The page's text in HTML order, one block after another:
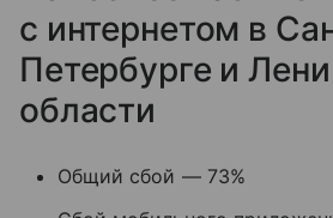
с интернетом в
Петербурге и
области
Общий сбой — 73%